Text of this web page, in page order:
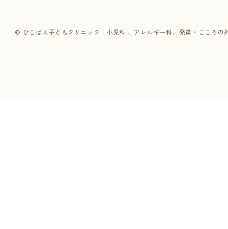
© ひこばえ子どもクリニック｜小児科 、アレルギー科、発達・こころの